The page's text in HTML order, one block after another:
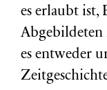
es erlaubt
Abgebildeten
es entweder